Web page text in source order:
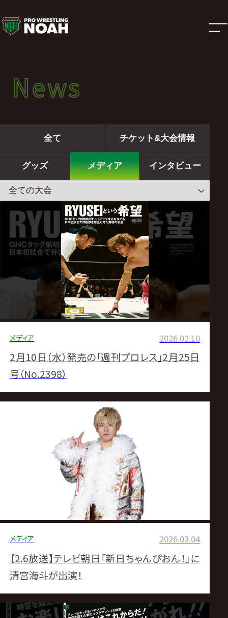
ニ
ュ
ー
ス
|
プ
ロ
レ
ス
グ・
ノ
ア
公
ト
News
ニュース
News
全て チケット&大会情報
グッズ メディア インタビュー
メディア 2026.02.10
2月10日（水）発売の「週刊プロレス」2月25日
号（No.2398）
メディア 2026.02.04
【2.6放送】テレビ朝日「新日ちゃんぴおん！」に
清宮海斗が出演！